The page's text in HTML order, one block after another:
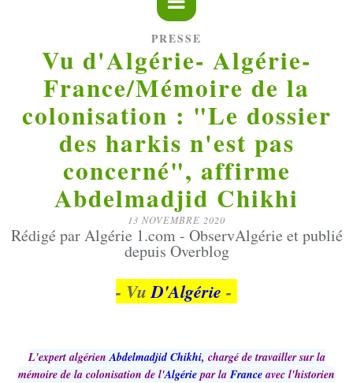
PRESSE
Vu d'Algérie- Algérie-
France/Mémoire de la
colonisation : "Le dossier
des harkis n'est pas
concerné", affirme
Abdelmadjid Chikhi
13 NOVEMBRE 2020
Rédigé par Algérie 1.com - ObservAlgérie et publié
depuis Overblog
- VuD'Algérie -
L'expert algérienAbdelmadjid Chikhi, chargé de travailler sur la
mémoire de la colonisation de l'Algériepar la Franceavec l'historien